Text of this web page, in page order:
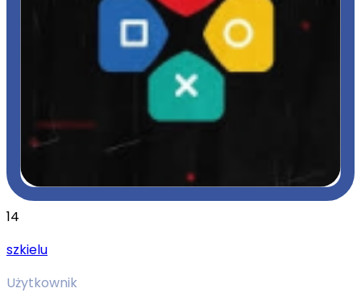
14
szkielu
Użytkownik